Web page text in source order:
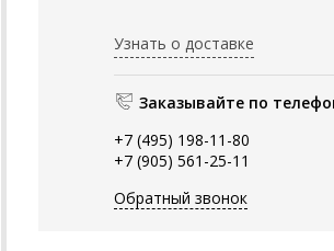
Узнать о доставке
Заказывайте по
+7 (495) 198-11-80
+7 (905) 561-25-11
Обратный звонок